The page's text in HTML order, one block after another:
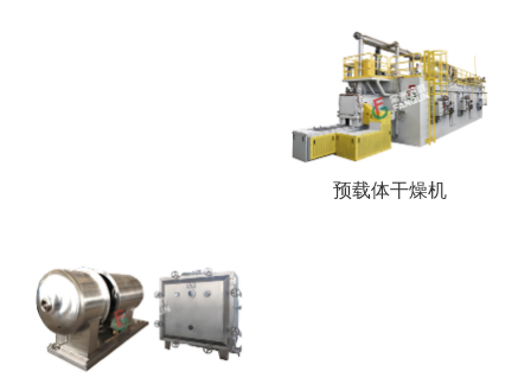
预载体干燥机